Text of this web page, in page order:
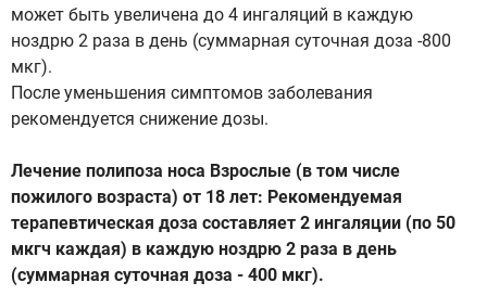
может быть увеличена до 4 ингаляций в каждую
ноздрю 2 раза в день (суммарная суточная доза -800
мкг).
После уменьшения симптомов заболевания
рекомендуется снижение дозы.
Лечение полипоза носа Взрослые (в том числе
пожилого возраста) от 18 лет: Рекомендуемая
терапевтическая доза составляет 2 ингаляции (по 50
мкгч каждая) в каждую ноздрю 2 раза в день
(суммарная суточная доза - 400 мкг).